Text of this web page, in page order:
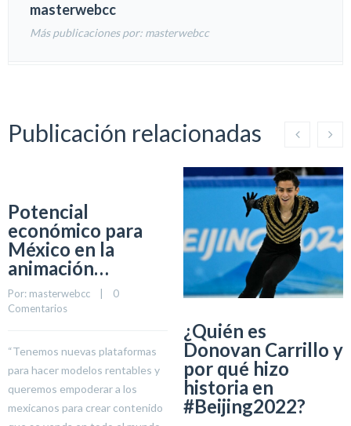
masterwebcc
Más publicaciones por: masterwebcc
Publicación relacionadas
Potencial
económico para
México en la
animación…
Por: masterwebcc
0
Comentarios
“Tenemos nuevas plataformas
para hacer modelos rentables y
queremos empoderar a los
mexicanos para crear contenido
¿Quién es
Donovan Carrillo y
por qué hizo
historia en
#Beijing2022?